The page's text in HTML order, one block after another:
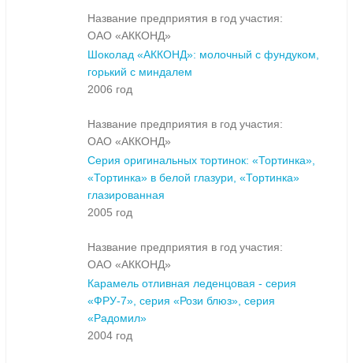
Название предприятия в год участия:
ОАО «АККОНД»
Шоколад «АККОНД»: молочный с фундуком,
горький с миндалем
2006 год
Название предприятия в год участия:
ОАО «АККОНД»
Серия оригинальных тортинок: «Тортинка»,
«Тортинка» в белой глазури, «Тортинка»
глазированная
2005 год
Название предприятия в год участия:
ОАО «АККОНД»
Карамель отливная леденцовая - серия
«ФРУ-7», серия «Рози блюз», серия
«Радомил»
2004 год